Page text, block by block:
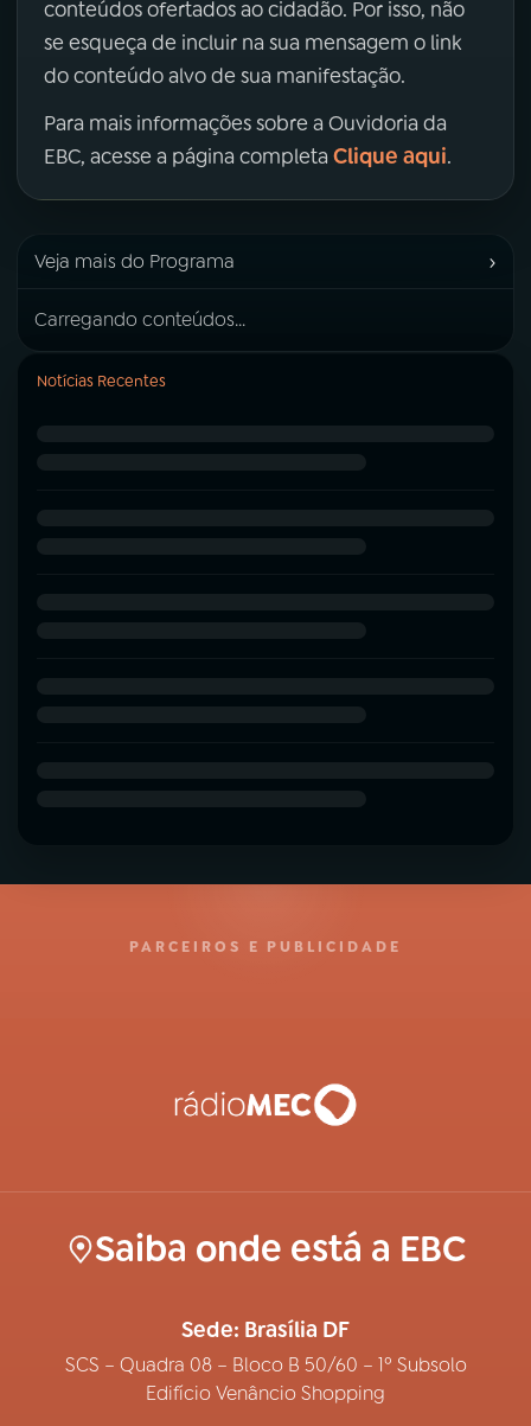
conteúdos ofertados ao cidadão. Por isso, não
se esqueça de incluir na sua mensagem o link
do conteúdo alvo de sua manifestação.
Para mais informações sobre a Ouvidoria da
EBC, acesse a página completa Clique aqui.
Veja mais do Programa ›
Carregando conteúdos...
Notícias Recentes
PARCEIROS E PUBLICIDADE
Saiba onde está a EBC
Sede: Brasília DF
SCS – Quadra 08 – Bloco B 50/60 – 1º Subsolo
Edifício Venâncio Shopping